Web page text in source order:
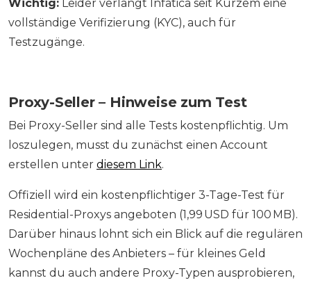
Wichtig: Leider verlangt Infatica seit Kurzem eine
vollständige Verifizierung (KYC), auch für
Testzugänge.
Proxy-Seller – Hinweise zum Test
Bei Proxy-Seller sind alle Tests kostenpflichtig. Um
loszulegen, musst du zunächst einen Account
erstellen unter diesem Link.
Offiziell wird ein kostenpflichtiger 3-Tage-Test für
Residential-Proxys angeboten (1,99 USD für 100 MB).
Darüber hinaus lohnt sich ein Blick auf die regulären
Wochenpläne des Anbieters – für kleines Geld
kannst du auch andere Proxy-Typen ausprobieren,